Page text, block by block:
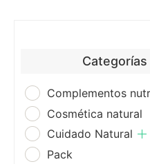
Complementos
Cosmética natural
Cuidado Natural
Pack